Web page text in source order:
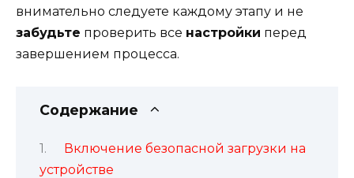
внимательно следуете каждому этапу и не
забудьте проверить все настройки перед
завершением процесса.
Содержание
Включение безопасной загрузки на
устройстве